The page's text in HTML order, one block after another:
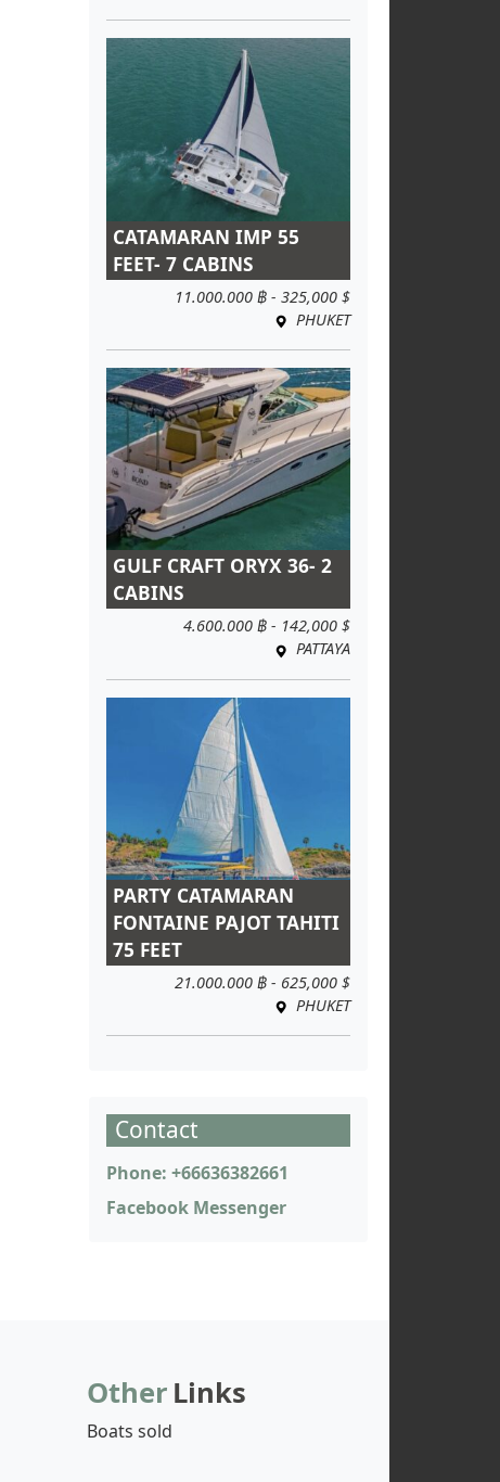
CATAMARAN IMP 55
FEET- 7 CABINS
11.000.000 ฿ - 325,000 $
PHUKET
GULF CRAFT ORYX 36- 2
CABINS
4.600.000 ฿ - 142,000 $
PATTAYA
PARTY CATAMARAN
FONTAINE PAJOT TAHITI
75 FEET
21.000.000 ฿ - 625,000 $
PHUKET
Contact
Phone: +66636382661
Facebook Messenger
Other Links
Boats sold